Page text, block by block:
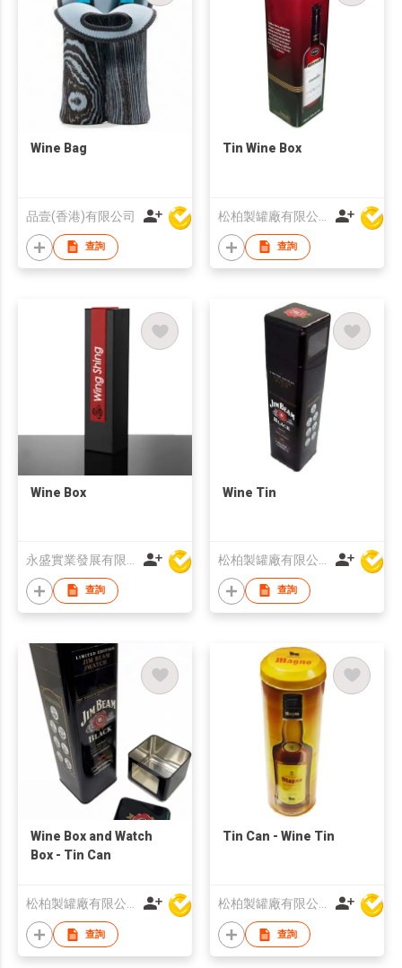
Wine Bag
品壹(香港)有限公司
查詢
Tin Wine Box
查詢
Wine Box
查詢
Wine Tin
查詢
Wine Box and Watch
Box - Tin Can
查詢
Tin Can - Wine Tin
查詢